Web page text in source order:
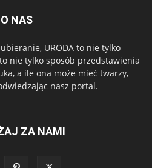
O NAS
URODA to nie tylko
nie tylko sposób przedstawienia
a ile ona może mieć twarzy,
nasz portal.
ZA NAMI